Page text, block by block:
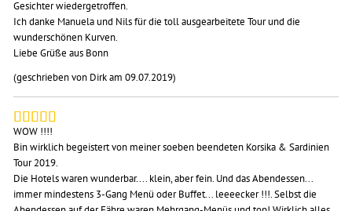
Gesichter wiedergetroffen.
Ich danke Manuela und Nils für die toll ausgearbeitete Tour und die
wunderschönen Kurven.
Liebe Grüße aus Bonn
(geschrieben von Dirk am 09.07.2019)
WOW !!!!
Bin wirklich begeistert von meiner soeben beendeten Korsika & Sardinien
Tour 2019.
Die Hotels waren wunderbar.... klein, aber fein. Und das Abendessen...
immer mindestens 3-Gang Menü oder Buffet... leeeecker !!!. Selbst die